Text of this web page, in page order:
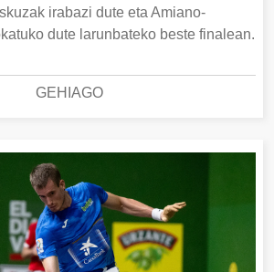
irabazi dute eta Amiano-
dute larunbateko beste finalean.
GEHIAGO